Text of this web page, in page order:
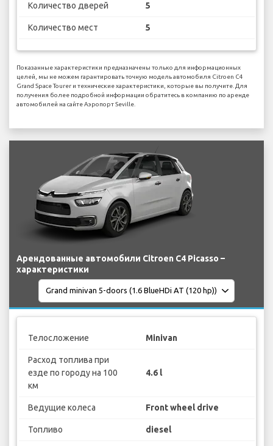
Количество дверей 5
Количество мест 5
Показанные характеристики предназначены только для информационных
целей, мы не можем гарантировать точную модель автомобиля Citroen C4
Grand Space Tourer и технические характеристики, которые вы получите. Для
получения более подробной информации обратитесь в компанию по аренде
автомобилей на сайте Аэропорт Seville.
Арендованные автомобили Citroen C4 Picasso –
характеристики
Телосложение Minivan
Расход топлива при
езде по городу на 100
км
4.6 l
Ведущие колеса Front wheel drive
Топливо diesel